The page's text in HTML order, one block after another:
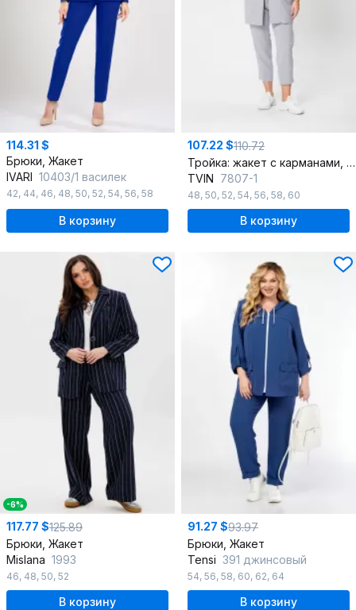
114.31 $
Брюки, Жакет
IVARI 10403/1 василек
42, 44, 46, 48, 50, 52, 54, 56, 58
В корзину
107.22 $110.72
Тройка: жакет с карманами, облегающий топ и зауженные брюки
TVIN 7807-1
48, 50, 52, 54, 56, 58, 60
В корзину
-6%
117.77 $125.89
Брюки, Жакет
Mislana 1993
46, 48, 50, 52
В корзину
91.27 $93.97
Брюки, Жакет
Tensi 391 джинсовый
54, 56, 58, 60, 62, 64
В корзину